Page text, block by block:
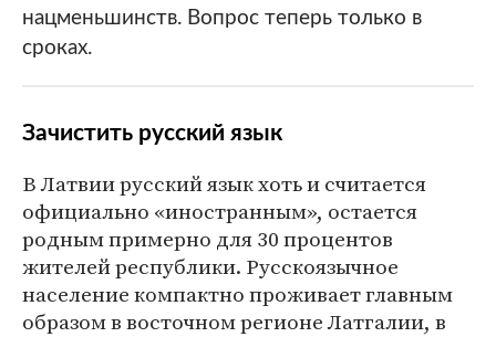
нацменьшинств. Вопрос теперь только в
сроках.
Зачистить русский язык
В Латвии русский язык хоть и считается
официально «иностранным», остается
родным примерно для 30 процентов
жителей республики. Русскоязычное
население компактно проживает главным
образом в восточном регионе Латгалии, в